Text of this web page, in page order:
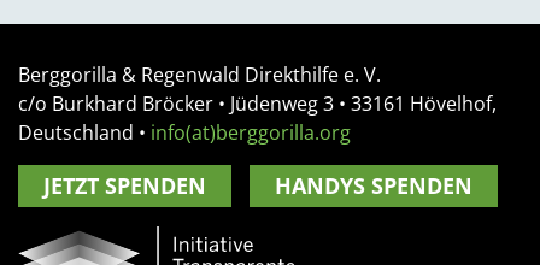
Berggorilla & Regenwald Direkthilfe e. V.
c/o Burkhard Bröcker • Jüdenweg 3 • 33161 Hövelhof,
Deutschland • info(at)berggorilla.org
JETZT SPENDEN HANDYS SPENDEN